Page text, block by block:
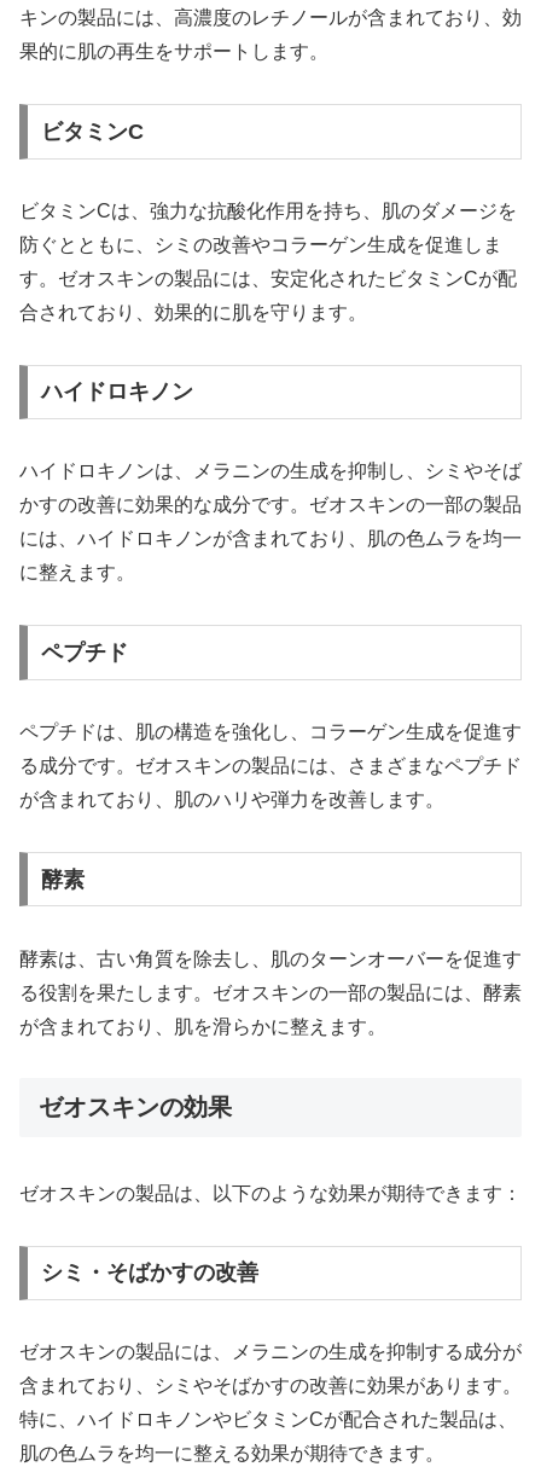
キンの製品には、高濃度のレチノールが含まれており、効
果的に肌の再生をサポートします。
ビタミンC
ビタミンCは、強力な抗酸化作用を持ち、肌のダメージを
防ぐとともに、シミの改善やコラーゲン生成を促進しま
す。ゼオスキンの製品には、安定化されたビタミンCが配
合されており、効果的に肌を守ります。
ハイドロキノン
ハイドロキノンは、メラニンの生成を抑制し、シミやそば
かすの改善に効果的な成分です。ゼオスキンの一部の製品
には、ハイドロキノンが含まれており、肌の色ムラを均一
に整えます。
ペプチド
ペプチドは、肌の構造を強化し、コラーゲン生成を促進す
る成分です。ゼオスキンの製品には、さまざまなペプチド
が含まれており、肌のハリや弾力を改善します。
酵素
酵素は、古い角質を除去し、肌のターンオーバーを促進す
る役割を果たします。ゼオスキンの一部の製品には、酵素
が含まれており、肌を滑らかに整えます。
ゼオスキンの効果
ゼオスキンの製品は、以下のような効果が期待できます：
シミ・そばかすの改善
ゼオスキンの製品には、メラニンの生成を抑制する成分が
含まれており、シミやそばかすの改善に効果があります。
特に、ハイドロキノンやビタミンCが配合された製品は、
肌の色ムラを均一に整える効果が期待できます。